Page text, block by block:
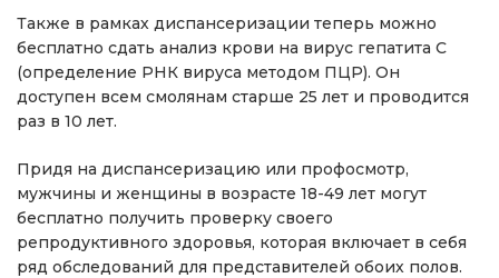
Также в рамках диспансеризации теперь можно
бесплатно сдать анализ крови на вирус гепатита С
(определение РНК вируса методом ПЦР). Он
доступен всем смолянам старше 25 лет и проводится
раз в 10 лет.
Придя на диспансеризацию или профосмотр,
мужчины и женщины в возрасте 18-49 лет могут
бесплатно получить проверку своего
репродуктивного здоровья, которая включает в себя
ряд обследований для представителей обоих полов.